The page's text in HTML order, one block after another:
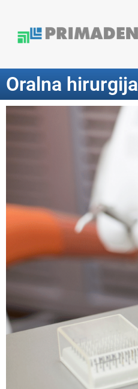
Oralna hirurgija